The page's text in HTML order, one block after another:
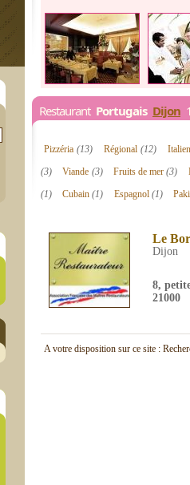
Restaurant Portugais Dijon
Pizzéria (13) Régional (12)
(3)
Viande (3) Fruits de mer(3)
(1)
Cubain(1) Espagnol (1)
Le
Dijon
8,
21000
A votre disposition sur ce site :